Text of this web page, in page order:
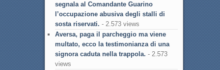
segnala al Comandante Guarino
l’occupazione abusiva degli stalli di
sosta riservati. - 2.573 views
Aversa, paga il parcheggio ma viene
multato, ecco la testimonianza di una
signora caduta nella trappola. - 2.573
views